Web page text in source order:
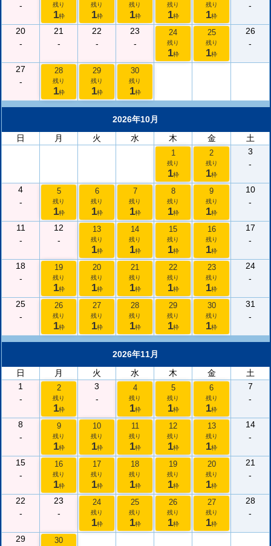
-
残り
1枠
残り
1枠
残り
1枠
残り
1枠
残り
1枠
-
20
-
21
-
22
-
23
-
24
残り
1枠
25
残り
1枠
26
-
27
-
28
残り
1枠
29
残り
1枠
30
残り
1枠
2026年10月
日
月 火 水 木 金 土
1
残り
1枠
2
残り
1枠
3
-
4
-
5
残り
1枠
6
残り
1枠
7
残り
1枠
8
残り
1枠
9
残り
1枠
10
-
11
-
12
-
13
残り
1枠
14
残り
1枠
15
残り
1枠
16
残り
1枠
17
-
18
-
19
残り
1枠
20
残り
1枠
21
残り
1枠
22
残り
1枠
23
残り
1枠
24
-
25
-
26
残り
1枠
27
残り
1枠
28
残り
1枠
29
残り
1枠
30
残り
1枠
31
-
2026年11月
日
月 火 水 木 金
土
1
-
2
残り
1枠
3
-
4
残り
1枠
5
残り
1枠
6
残り
1枠
7
-
8
-
9
残り
1枠
10
残り
1枠
11
残り
1枠
12
残り
1枠
13
残り
1枠
14
-
15
-
16
残り
1枠
17
残り
1枠
18
残り
1枠
19
残り
1枠
20
残り
1枠
21
-
22
-
23
-
24
残り
1枠
25
残り
1枠
26
残り
1枠
27
残り
1枠
28
-
29
30